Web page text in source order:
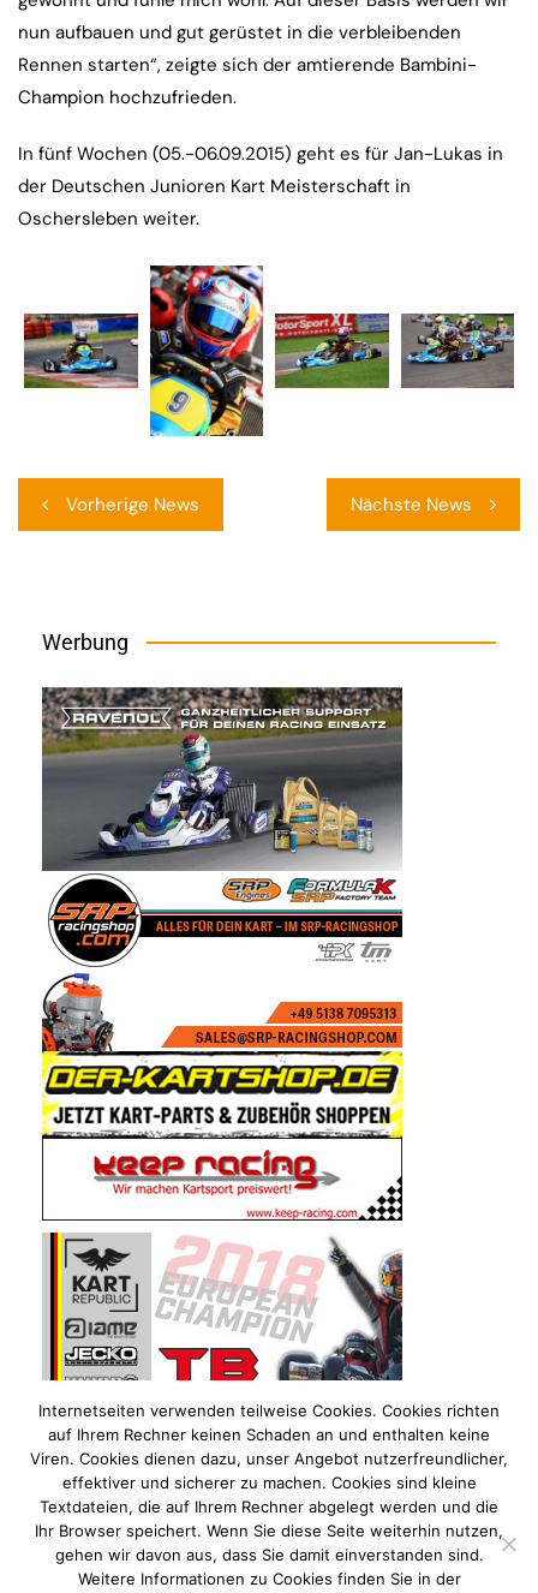
nun aufbauen und gut gerüstet in die verbleibenden
Rennen starten“, zeigte sich der amtierende Bambini-
Champion hochzufrieden.
In fünf Wochen (05.-06.09.2015) geht es für Jan-Lukas in
der Deutschen Junioren Kart Meisterschaft in
Oschersleben weiter.
Vorherige News Nächste News
Werbung
Internetseiten verwenden teilweise Cookies. Cookies richten
auf Ihrem Rechner keinen Schaden an und enthalten keine
Viren. Cookies dienen dazu, unser Angebot nutzerfreundlicher,
effektiver und sicherer zu machen. Cookies sind kleine
Textdateien, die auf Ihrem Rechner abgelegt werden und die
Ihr Browser speichert. Wenn Sie diese Seite weiterhin nutzen,
gehen wir davon aus, dass Sie damit einverstanden sind.
Weitere Informationen zu Cookies finden Sie in der